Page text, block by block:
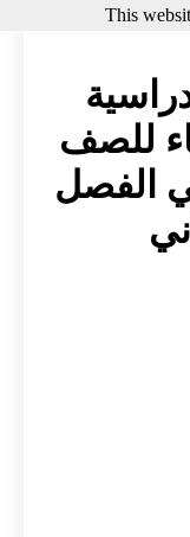
للصف
الفصل
This